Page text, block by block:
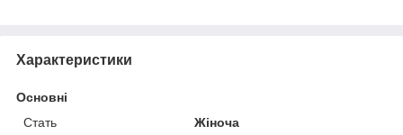
Характеристики
Основні
Стать
Жіноча